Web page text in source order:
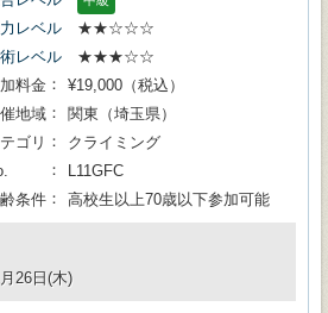
レベル
★★☆☆☆
レベル
★★★☆☆
料金
¥19,000（税込）
地域
関東（埼玉県）
ゴリ
クライミング
L11GFC
条件
高校生以上70歳以下参加可能
26日(木)